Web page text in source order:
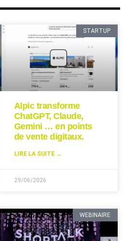
STARTUP
Alpic transforme
ChatGPT, Claude,
Gemini … en points
de vente digitaux.
LIRE LA SUITE →
29/06/2026
WEBINAIRE